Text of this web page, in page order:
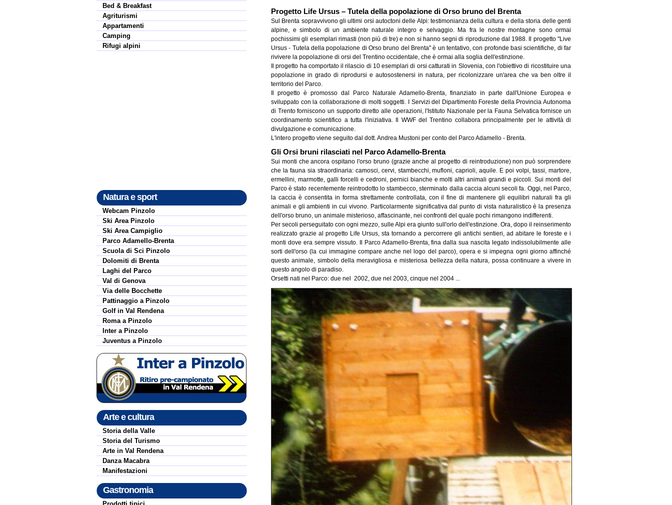
Bed & Breakfast
Agriturismi
Appartamenti
Camping
Rifugi alpini
Natura e sport
Webcam Pinzolo
Ski Area Pinzolo
Ski Area Campiglio
Parco Adamello-Brenta
Scuola di Sci Pinzolo
Dolomiti di Brenta
Laghi del Parco
Val di Genova
Via delle Bocchette
Pattinaggio a Pinzolo
Golf in Val Rendena
Roma a Pinzolo
Inter a Pinzolo
Juventus a Pinzolo
Arte e cultura
Storia della Valle
Storia del Turismo
Arte in Val Rendena
Danza Macabra
Manifestazioni
Gastronomia
Progetto Life Ursus – Tutela della popolazione di Orso bruno del Brenta
Sul Brenta sopravvivono gli ultimi orsi autoctoni delle Alpi: testimonianza della cultura e della storia delle genti
alpine, e simbolo di un ambiente naturale integro e selvaggio. Ma fra le nostre montagne sono ormai
pochissimi gli esemplari rimasti (non più di tre) e non si hanno segni di riproduzione dal 1988. Il progetto "Live
Ursus - Tutela della popolazione di Orso bruno del Brenta" è un tentativo, con profonde basi scientifiche, di far
rivivere la popolazione di orsi del Trentino occidentale, che è ormai alla soglia dell'estinzione.
Il progetto ha comportato il rilascio di 10 esemplari di orsi catturati in Slovenia, con l'obiettivo di ricostituire una
popolazione in grado di riprodursi e autosostenersi in natura, per ricolonizzare un'area che va ben oltre il
territorio del Parco.
Il progetto è promosso dal Parco Naturale Adamello-Brenta, finanziato in parte dall'Unione Europea e
sviluppato con la collaborazione di molti soggetti. I Servizi del Dipartimento Foreste della Provincia Autonoma
di Trento forniscono un supporto diretto alle operazioni, l'Istituto Nazionale per la Fauna Selvatica fornisce un
coordinamento scientifico a tutta l'iniziativa. Il WWF del Trentino collabora principalmente per le attività di
divulgazione e comunicazione.
L'intero progetto viene seguito dal dott. Andrea Mustoni per conto del Parco Adamello - Brenta.
Gli Orsi bruni rilasciati nel Parco Adamello-Brenta
Sui monti che ancora ospitano l'orso bruno (grazie anche al progetto di reintroduzione) non può sorprendere
che la fauna sia straordinaria: camosci, cervi, stambecchi, mufloni, caprioli, aquile. E poi volpi, tassi, martore,
ermellini, marmotte, galli forcelli e cedroni, pernici bianche e molti altri animali grandi e piccoli. Sui monti del
Parco è stato recentemente reintrodotto lo stambecco, sterminato dalla caccia alcuni secoli fa. Oggi, nel Parco,
la caccia è consentita in forma strettamente controllata, con il fine di mantenere gli equilibri naturali fra gli
animali e gli ambienti in cui vivono. Particolarmente significativa dal punto di vista naturalistico è la presenza
dell'orso bruno, un animale misterioso, affascinante, nei confronti del quale pochi rimangono indifferenti.
Per secoli perseguitato con ogni mezzo, sulle Alpi era giunto sull'orlo dell'estinzione. Ora, dopo il reinserimento
realizzato grazie al progetto Life Ursus, sta tornando a percorrere gli antichi sentieri, ad abitare le foreste e i
monti dove era sempre vissuto. Il Parco Adamello-Brenta, fina dalla sua nascita legato indissolubilmente alle
sorti dell'orso (la cui immagine compare anche nel logo del parco), opera e si impegna ogni giorno affinché
questo animale, simbolo della meravigliosa e misteriosa bellezza della natura, possa continuare a vivere in
questo angolo di paradiso.
Orsetti nati nel Parco: due nel 2002, due nel 2003, cinque nel 2004 ...